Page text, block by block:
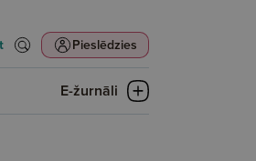
Pieslēdzies
E-žurnāli